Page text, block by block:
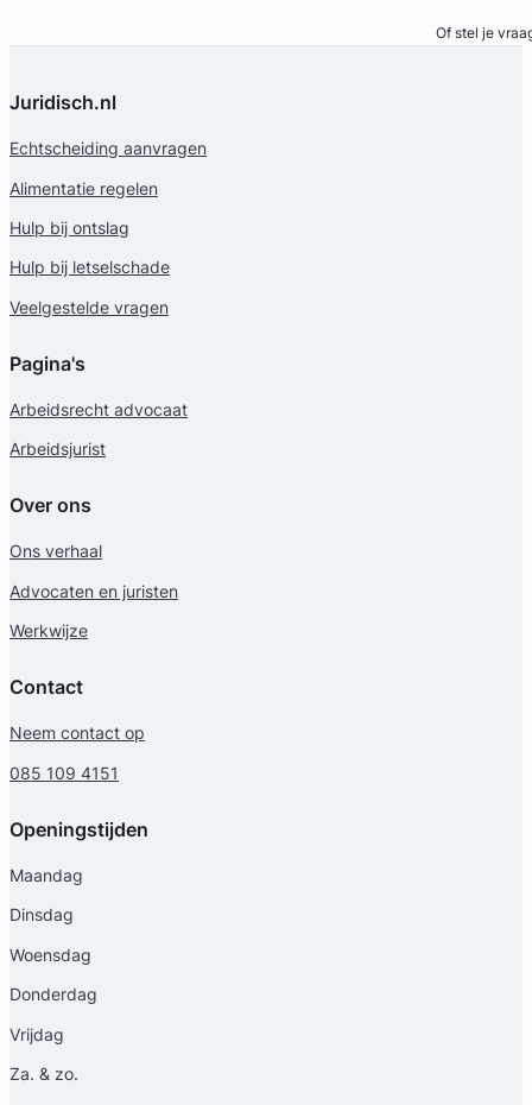
Of stel je
Juridisch.nl
Echtscheiding aanvragen
Alimentatie regelen
Hulp bij ontslag
Hulp bij letselschade
Veelgestelde vragen
Pagina's
Arbeidsrecht advocaat
Arbeidsjurist
Over ons
Ons verhaal
Advocaten en juristen
Werkwijze
Contact
Neem contact op
085 109 4151
Openingstijden
Maandag
Dinsdag
Woensdag
Donderdag
Vrijdag
Za. & zo.